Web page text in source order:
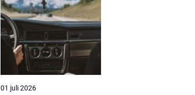
01 juli 2026